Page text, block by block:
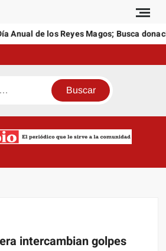
Anual de los Reyes Magos; Busca
intercambian golpes